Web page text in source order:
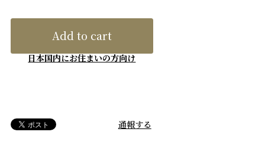
Add to cart
日本国内にお住まいの方向け
通報する